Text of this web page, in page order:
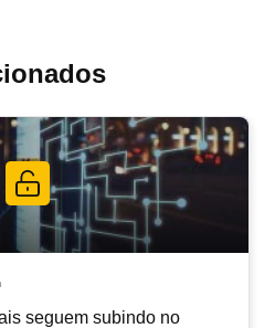
seguem subindo no